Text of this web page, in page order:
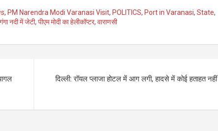
, PM Narendra Modi Varanasi Visit, POLITICS, Port in Varanasi, State,
गंगा नदी में जेटी, पीएम मोदी का हेलीकॉप्टर, वाराणसी
दिल्ली: रॉयल प्लाजा होटल में आग लगी, हादसे में कोई हताहत नहीं